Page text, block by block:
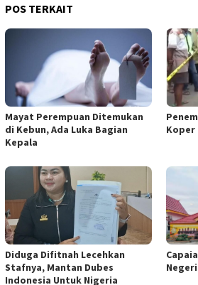
POS TERKAIT
Mayat Perempuan Ditemukan
di Kebun, Ada Luka Bagian
Kepala
Koper
Diduga Difitnah Lecehkan
Stafnya, Mantan Dubes
Indonesia Untuk Nigeria